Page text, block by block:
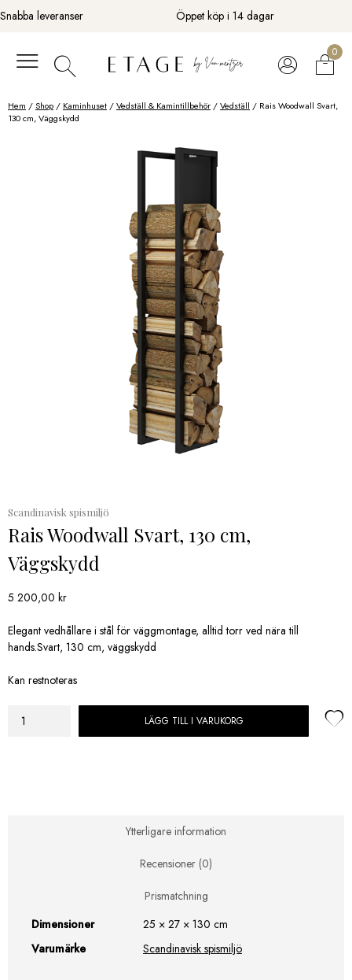
Fortsätt
till
Snabba leveranser Öppet köp i 14 dagar
0
Hem /Shop / Kaminhuset /Vedställ & Kamintillbehör /Vedställ / Rais Woodwall Svart,
130 cm, Väggskydd
Scandinavisk spismiljö
Rais Woodwall Svart, 130 cm,
Väggskydd
5 200,00 kr
Elegant vedhållare i stål för väggmontage, alltid torr ved nära till
hands.Svart, 130 cm, väggskydd
Kan restnoteras
Rais
LÄGG TILL I VARUKORG
Ytterligare information
Recensioner (0)
Prismatchning
Dimensioner
25 × 27 × 130 cm
Varumärke
Scandinavisk spismiljö